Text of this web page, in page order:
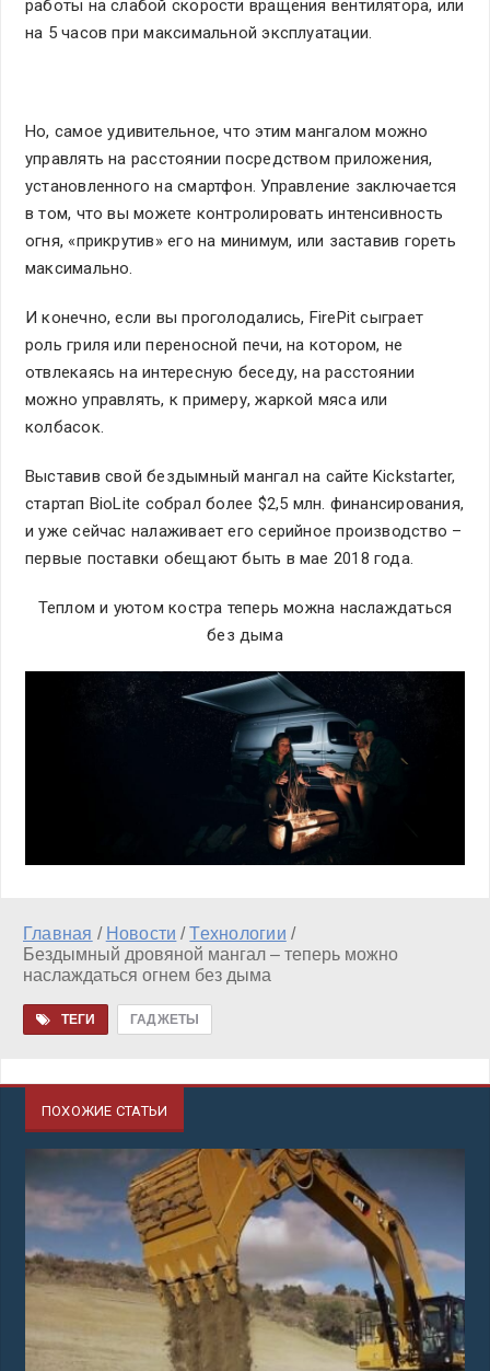
работы на слабой скорости вращения вентилятора, или
на 5 часов при максимальной эксплуатации.
Но, самое удивительное, что этим мангалом можно
управлять на расстоянии посредством приложения,
установленного на смартфон. Управление заключается
в том, что вы можете контролировать интенсивность
огня, «прикрутив» его на минимум, или заставив гореть
максимально.
И конечно, если вы проголодались, FirePit сыграет
роль гриля или переносной печи, на котором, не
отвлекаясь на интересную беседу, на расстоянии
можно управлять, к примеру, жаркой мяса или
колбасок.
Выставив свой бездымный мангал на сайте Kickstarter,
стартап BioLite собрал более $2,5 млн. финансирования,
и уже сейчас налаживает его серийное производство –
первые поставки обещают быть в мае 2018 года.
Теплом и уютом костра теперь можна наслаждаться
без дыма
Главная / Новости / Технологии /
Бездымный дровяной мангал – теперь можно
наслаждаться огнем без дыма
ТЕГИ ГАДЖЕТЫ
ПОХОЖИЕ СТАТЬИ